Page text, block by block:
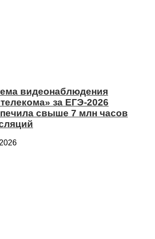
видеонаблюдения
за ЕГЭ-2026
свыше 7 млн часов